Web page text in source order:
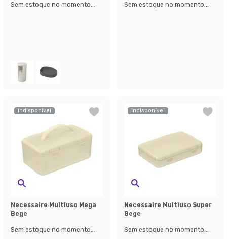
Sem estoque no momento... Sem estoque no momento...
Indisponível
Necessaire Multiuso Mega
Bege
Sem estoque no momento...
Indisponível
Necessaire Multiuso Super
Bege
Sem estoque no momento...